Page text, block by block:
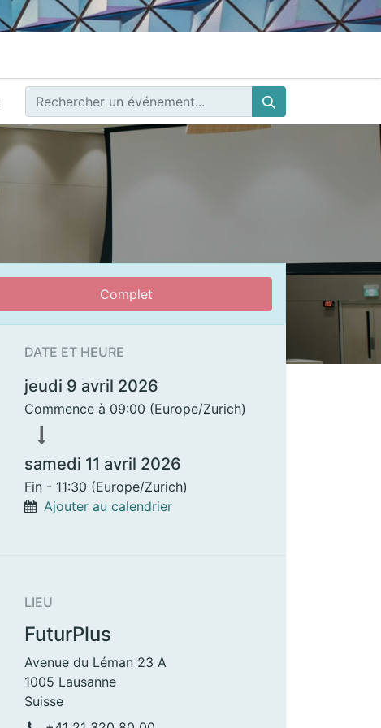
Complet
DATE ET HEURE
jeudi 9 avril 2026
Commence à 09:00 (Europe/Zurich)
samedi 11 avril 2026
Fin - 11:30 (Europe/Zurich)
Ajouter au calendrier
LIEU
FuturPlus
Avenue du Léman 23 A
1005 Lausanne
Suisse